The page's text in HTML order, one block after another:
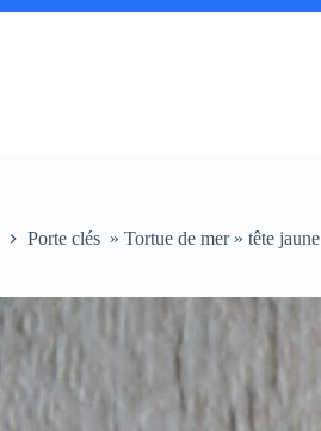
Porte clés » Tortue de mer » tête jaune